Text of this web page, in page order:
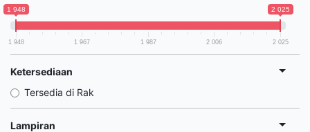
1 948 2 025
1 948 1 967 1 987 2 006 2 025
Ketersediaan
Tersedia di Rak
Lampiran